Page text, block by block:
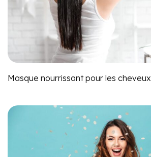
Masque nourrissant pour les cheveux